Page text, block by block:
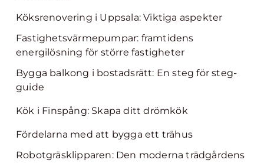
Köksrenovering i Uppsala: Viktiga aspekter
Fastighetsvärmepumpar: framtidens
energilösning för större fastigheter
Bygga balkong i bostadsrätt: En steg för steg-
guide
Kök i Finspång: Skapa ditt drömkök
Fördelarna med att bygga ett trähus
Robotgräsklipparen: Den moderna trädgårdens